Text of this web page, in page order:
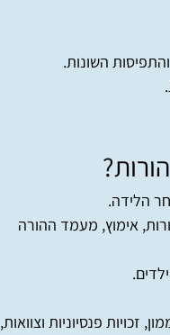
השונות.
הלידה.
אימוץ, מעמד ההורה
פנסיוניות וצוואות,